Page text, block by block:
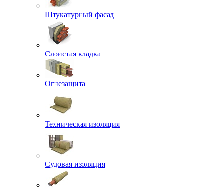
Штукатурный фасад
Слоистая кладка
Огнезащита
Техническая изоляция
Судовая изоляция